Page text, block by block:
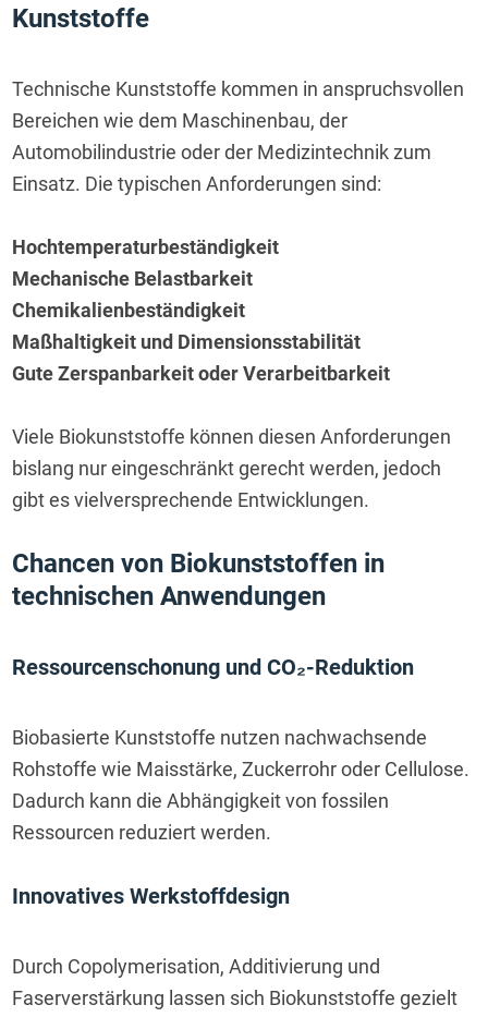
Kunststoffe
Technische Kunststoffe kommen in anspruchsvollen
Bereichen wie dem Maschinenbau, der
Automobilindustrie oder der Medizintechnik zum
Einsatz. Die typischen Anforderungen sind:
Hochtemperaturbeständigkeit
Mechanische Belastbarkeit
Chemikalienbeständigkeit
Maßhaltigkeit und Dimensionsstabilität
Gute Zerspanbarkeit oder Verarbeitbarkeit
Viele Biokunststoffe können diesen Anforderungen
bislang nur eingeschränkt gerecht werden, jedoch
gibt es vielversprechende Entwicklungen.
Chancen von Biokunststoffen in
technischen Anwendungen
Ressourcenschonung und CO₂-Reduktion
Biobasierte Kunststoffe nutzen nachwachsende
Rohstoffe wie Maisstärke, Zuckerrohr oder Cellulose.
Dadurch kann die Abhängigkeit von fossilen
Ressourcen reduziert werden.
Innovatives Werkstoffdesign
Durch Copolymerisation, Additivierung und
Faserverstärkung lassen sich Biokunststoffe gezielt